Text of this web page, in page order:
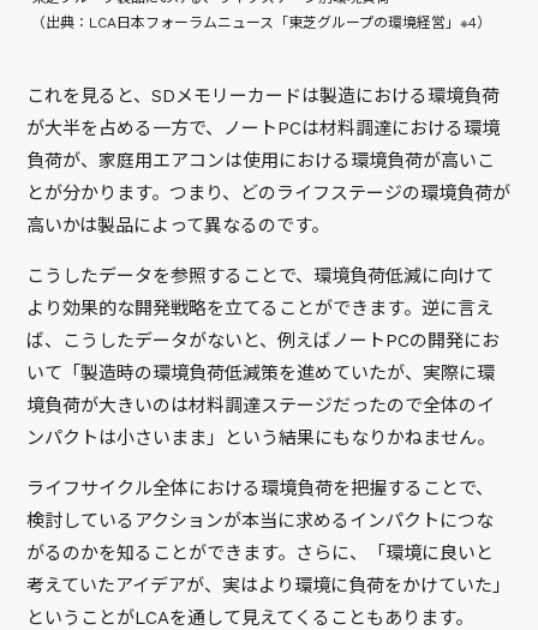
（出典：LCA日本フォーラムニュース「東芝グループの環境経営」※4）
これを見ると、SDメモリーカードは製造における環境負荷
が大半を占める一方で、ノートPCは材料調達における環境
負荷が、家庭用エアコンは使用における環境負荷が高いこ
とが分かります。つまり、どのライフステージの環境負荷が
高いかは製品によって異なるのです。
こうしたデータを参照することで、環境負荷低減に向けて
より効果的な開発戦略を立てることができます。逆に言え
ば、こうしたデータがないと、例えばノートPCの開発にお
いて「製造時の環境負荷低減策を進めていたが、実際に環
境負荷が大きいのは材料調達ステージだったので全体のイ
ンパクトは小さいまま」という結果にもなりかねません。
ライフサイクル全体における環境負荷を把握することで、
検討しているアクションが本当に求めるインパクトにつな
がるのかを知ることができます。さらに、「環境に良いと
考えていたアイデアが、実はより環境に負荷をかけていた」
ということがLCAを通して見えてくることもあります。